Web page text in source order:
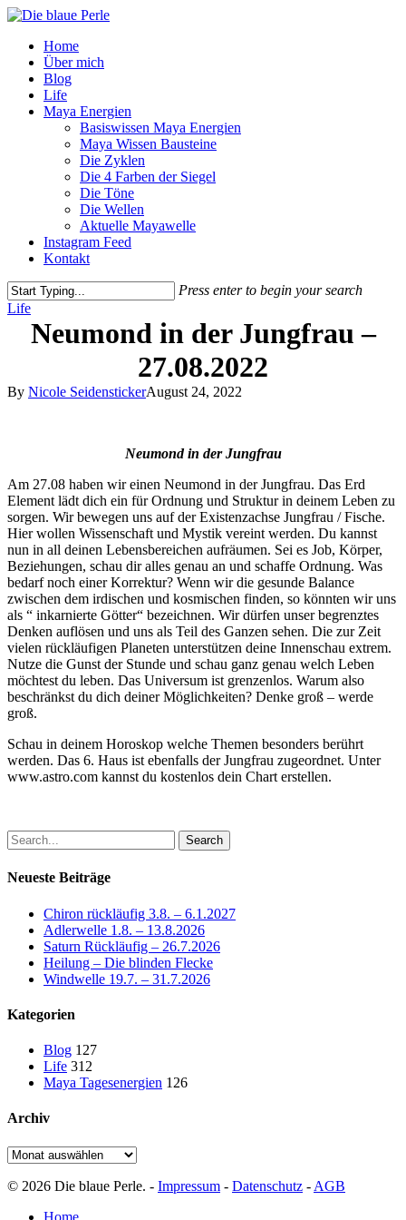
Skip
main
content
Menu
Home
Über mich
Blog
Life
Maya Energien
Basiswissen Maya Energien
Maya Wissen Bausteine
Die Zyklen
Die 4 Farben der Siegel
Die Töne
Die Wellen
Aktuelle Mayawelle
Instagram Feed
Kontakt
Press enter to begin your search
Close
Search
Life
Neumond in der Jungfrau –
27.08.2022
By Nicole SeidenstickerAugust 24, 2022
Neumond in der Jungfrau
Am 27.08 haben wir einen Neumond in der Jungfrau. Das Erd
Element lädt dich ein für Ordnung und Struktur in deinem Leben zu
sorgen. Wir bewegen uns auf der Existenzachse Jungfrau / Fische.
Hier wollen Wissenschaft und Mystik vereint werden. Du kannst
nun in all deinen Lebensbereichen aufräumen. Sei es Job, Körper,
Beziehungen, schau dir alles genau an und schaffe Ordnung. Was
bedarf noch einer Korrektur? Wenn wir die gesunde Balance
zwischen dem irdischen und kosmischen finden, so könnten wir uns
als “ inkarnierte Götter“ bezeichnen. Wir dürfen unser begrenztes
Denken auflösen und uns als Teil des Ganzen sehen. Die zur Zeit
vielen rückläufigen Planeten unterstützen deine Innenschau extrem.
Nutze die Gunst der Stunde und schau ganz genau welch Leben
möchtest du leben. Das Universum ist grenzenlos. Warum also
beschränkst du dich deiner Möglichkeiten? Denke groß – werde
groß.
Schau in deinem Horoskop welche Themen besonders berührt
werden. Das 6. Haus ist ebenfalls der Jungfrau zugeordnet. Unter
www.astro.com kannst du kostenlos dein Chart erstellen.
Search
Neueste Beiträge
Chiron rückläufig 3.8. – 6.1.2027
Adlerwelle 1.8. – 13.8.2026
Saturn Rückläufig – 26.7.2026
Heilung – Die blinden Flecke
Windwelle 19.7. – 31.7.2026
Kategorien
Blog 127
Life 312
Maya Tagesenergien 126
Archiv
Archiv
© 2026 Die blaue Perle. - Impressum - Datenschutz - AGB
Close
Home